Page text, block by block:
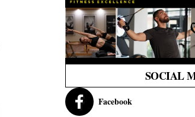
SOCIAL
Facebook